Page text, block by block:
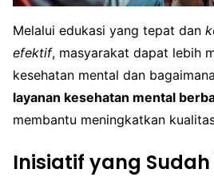
Melalui edukasi yang tepat dan
efektif, masyarakat dapat lebih
kesehatan mental dan bagaimana
layanan kesehatan mental
membantu meningkatkan
Inisiatif yang